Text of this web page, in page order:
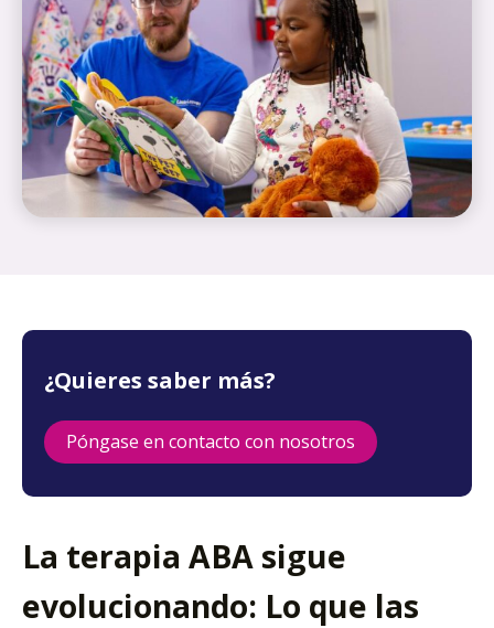
¿Quieres saber más?
Póngase en contacto con nosotros
La terapia ABA sigue
evolucionando: Lo que las